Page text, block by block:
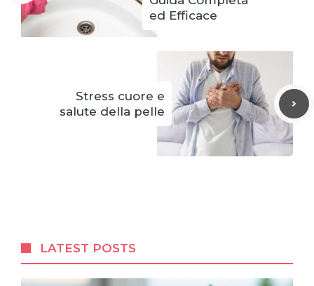
ed Efficace
Stress cuore e
salute della pelle
LATEST POSTS